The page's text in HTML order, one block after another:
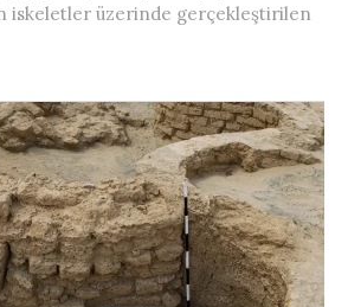
iskeletler üzerinde gerçekleştirilen